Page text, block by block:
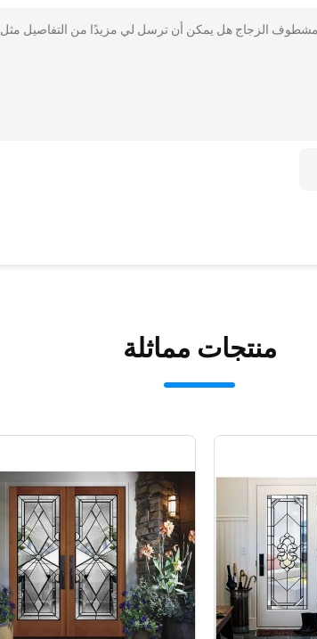
الزجاج هل يمكن أن ترسل لي مزيدًا من التفاصيل مثل
منتجات مماثلة